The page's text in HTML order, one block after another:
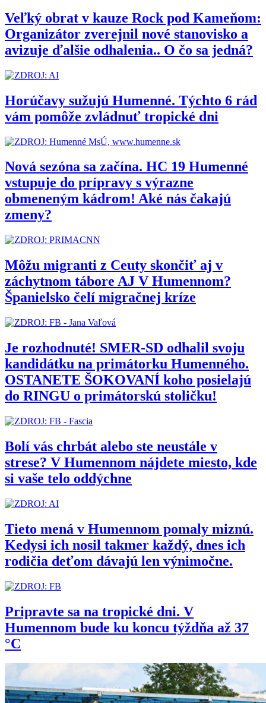
Veľký obrat v kauze Rock pod Kameňom:
Organizátor zverejnil nové stanovisko a
avizuje ďalšie odhalenia.. O čo sa jedná?
Horúčavy sužujú Humenné. Týchto 6 rád
vám pomôže zvládnuť tropické dni
Nová sezóna sa začína. HC 19 Humenné
vstupuje do prípravy s výrazne
obmeneným kádrom! Aké nás čakajú
zmeny?
Môžu migranti z Ceuty skončiť aj v
záchytnom tábore AJ V Humennom?
Španielsko čelí migračnej kríze
Je rozhodnuté! SMER-SD odhalil svoju
kandidátku na primátorku Humenného.
OSTANETE ŠOKOVANÍ koho posielajú
do RINGU o primátorskú stoličku!
Bolí vás chrbát alebo ste neustále v
strese? V Humennom nájdete miesto, kde
si vaše telo oddýchne
Tieto mená v Humennom pomaly miznú.
Kedysi ich nosil takmer každý, dnes ich
rodičia deťom dávajú len výnimočne.
Pripravte sa na tropické dni. V
Humennom bude ku koncu týždňa až 37
°C